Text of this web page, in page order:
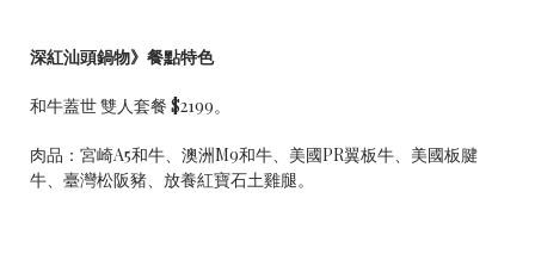
深紅汕頭鍋物》餐點特色
和牛蓋世 雙人套餐 $2199。
肉品：宮崎A5和牛、澳洲M9和牛、美國PR翼板牛、美國板腱
牛、臺灣松阪豬、放養紅寶石土雞腿。